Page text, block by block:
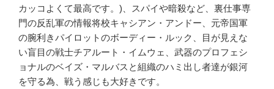
カッコよくて最高です。)、スパイや暗殺など、裏仕事専
門の反乱軍の情報将校キャシアン・アンドー、元帝国軍
の腕利きパイロットのボーディー・ルック、目が見えな
い盲目の戦士チアルート・イムウェ、武器のプロフェシ
ョナルのベイズ・マルバスと組織のハミ出し者達が銀河
を守る為、戦う感じも大好きです。